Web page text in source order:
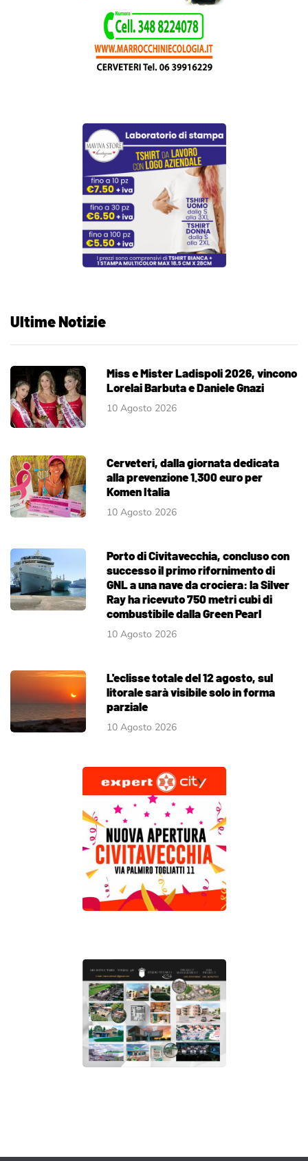
Ultime Notizie
Miss e Mister Ladispoli 2026, vincono
Lorelai Barbuta e Daniele Gnazi
10 Agosto 2026
Cerveteri, dalla giornata dedicata
alla prevenzione 1.300 euro per
Komen Italia
10 Agosto 2026
Porto di Civitavecchia, concluso con
successo il primo rifornimento di
GNL a una nave da crociera: la Silver
Ray ha ricevuto 750 metri cubi di
combustibile dalla Green Pearl
10 Agosto 2026
L'eclisse totale del 12 agosto, sul
litorale sarà visibile solo in forma
parziale
10 Agosto 2026